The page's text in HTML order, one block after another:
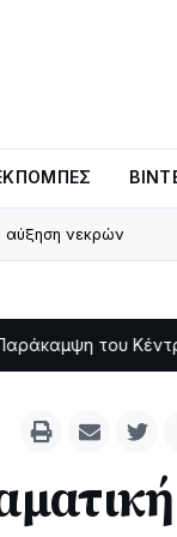
αύξηση νεκρών
του Κέντρου της